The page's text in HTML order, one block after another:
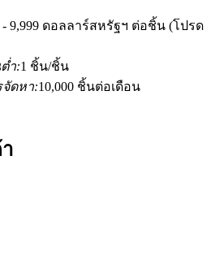
- 9,999 ดอลลาร์สหรัฐฯ ต่อชิ้น (โปรด
ำ:1 ชิ้น/ชิ้น
ดหา:10,000 ชิ้นต่อเดือน